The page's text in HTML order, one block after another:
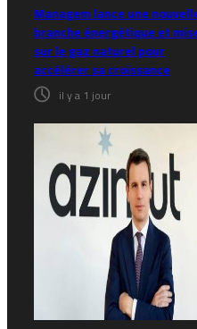
Managem lance une
branche énergétique et
sur le gaz naturel pour
accélérer sa croissance
il y a 1 jour